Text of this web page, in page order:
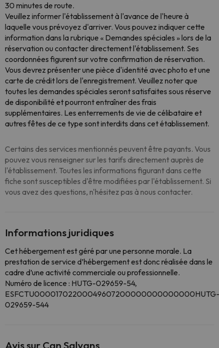
30 minutes de route.
Veuillez informer l'établissement à l'avance de l'heure à
laquelle vous prévoyez d'arriver. Vous pouvez indiquer cette
information dans la rubrique « Demandes spéciales » lors de la
réservation ou contacter directement l'établissement. Ses
coordonnées figurent sur votre confirmation de réservation.
Vous devrez présenter une pièce d'identité avec photo et une
carte de crédit lors de l'enregistrement. Veuillez noter que
toutes les demandes spéciales seront satisfaites sous réserve
de disponibilité et pourront entraîner des frais
supplémentaires. Les enterrements de vie de célibataire et
autres fêtes de ce type sont interdits dans cet établissement.
Certains des services mentionnés peuvent être payants. Vous
pouvez vous renseigner sur les tarifs directement auprès de
l'établissement. Toutes les informations figurant dans cette
fiche sont susceptibles d'être modifiées par l'établissement. Si
vous avez des questions, n'hésitez pas à nous contacter.
Informations juridiques
Cet hébergement est géré par une personne morale. La
prestation de service d’hébergement est donc réalisée dans le
cadre d’une activité commerciale ou professionnelle.
Numéro de licence : HUTG-029659-54,
ESFCTU00001702200049607200000000000000HUTG-
029659-544
Avis sur Can Salvans